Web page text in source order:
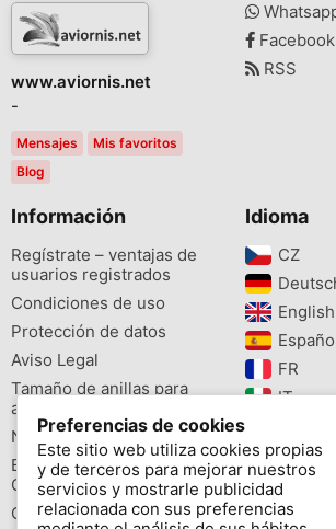
www.aviornis.net
-
Mensajes
Mis favoritos
Blog
Facebook
RSS
Información
Regístrate – ventajas de
usuarios registrados
Condiciones de uso
Protección de datos
Aviso Legal
Tamaño de anillas para
aves
Newsletter
Buscador de especies
Cites
Colores de las anillas
Idioma
CZ‎
English‎
FR‎
IT‎
PL‎
PT‎
Preferencias de cookies
Este sitio web utiliza cookies propias
y de terceros para mejorar nuestros
servicios y mostrarle publicidad
relacionada con sus preferencias